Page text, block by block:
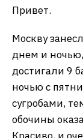
Привет.
Москву
днем и
достигали 9
ночью с
сугробами,
обочины